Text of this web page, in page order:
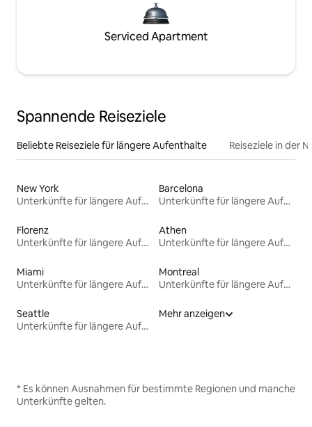
Serviced Apartment
Spannende Reiseziele
Beliebte Reiseziele für längere Aufenthalte Reiseziele in der
New York
Unterkünfte für längere Aufenthalte
Barcelona
Unterkünfte für längere Aufenthalte
Florenz
Unterkünfte für längere Aufenthalte
Athen
Unterkünfte für längere Aufenthalte
Miami
Unterkünfte für längere Aufenthalte
Montreal
Unterkünfte für längere Aufenthalte
Seattle
Unterkünfte für längere Aufenthalte
Mehr anzeigen
* Es können Ausnahmen für bestimmte Regionen und manche
Unterkünfte gelten.